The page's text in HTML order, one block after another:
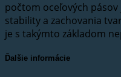
počtom oceľových
stability a zachovania
je s takýmto základom
Ďalšie informácie